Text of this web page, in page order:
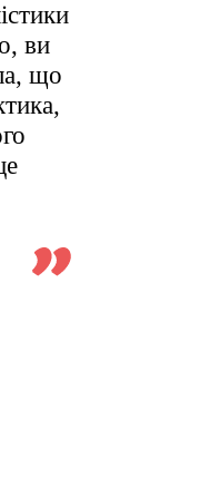
ви
що